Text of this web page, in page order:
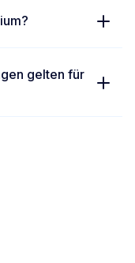
gelten für